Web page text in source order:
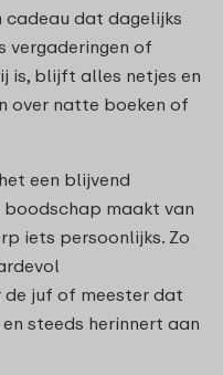
cadeau dat dagelijks
vergaderingen of
is, blijft alles netjes en
over natte boeken of
een blijvend
boodschap maakt van
iets persoonlijks. Zo
de juf of meester dat
steeds herinnert aan